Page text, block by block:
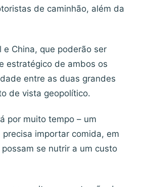
de caminhão, além da
China, que poderão ser
estratégico de ambos os
entre as duas grandes
de vista geopolítico.
por muito tempo – um
importar comida, em
se nutrir a um custo